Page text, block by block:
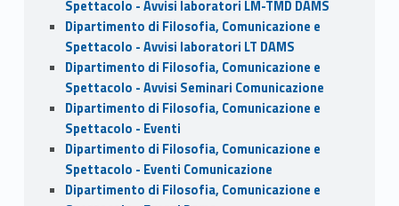
Spettacolo - Avvisi laboratori LM-TMD DAMS
Dipartimento di Filosofia, Comunicazione e
Spettacolo - Avvisi laboratori LT DAMS
Dipartimento di Filosofia, Comunicazione e
Spettacolo - Avvisi Seminari Comunicazione
Dipartimento di Filosofia, Comunicazione e
Spettacolo - Eventi
Dipartimento di Filosofia, Comunicazione e
Spettacolo - Eventi Comunicazione
Dipartimento di Filosofia, Comunicazione e